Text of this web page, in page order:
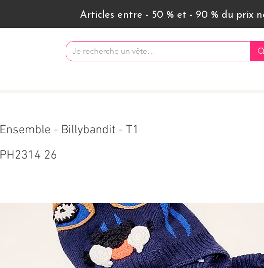
Articles entre - 50 % et - 90 % du prix
Ensemble - Billybandit - T1
PH2314 26